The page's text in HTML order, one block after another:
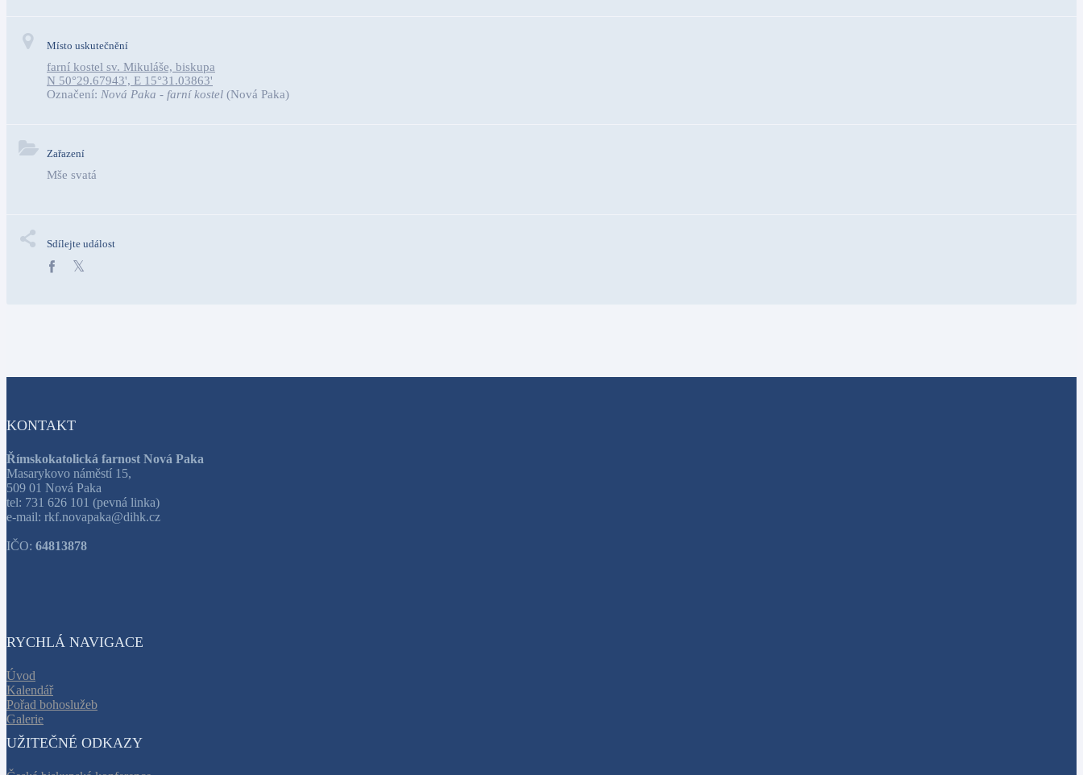
Místo uskutečnění
farní kostel sv. Mikuláše, biskupa
N 50°29.67943', E 15°31.03863'
Označení: Nová Paka - farní kostel (Nová Paka)
Zařazení
Mše svatá
Sdílejte událost
KONTAKT
Římskokatolická farnost Nová Paka
Masarykovo náměstí 15,
509 01 Nová Paka
tel: 731 626 101 (pevná linka)
e-mail: rkf.novapaka@dihk.cz
IČO: 64813878
RYCHLÁ NAVIGACE
Úvod
Kalendář
Pořad bohoslužeb
Galerie
UŽITEČNÉ ODKAZY